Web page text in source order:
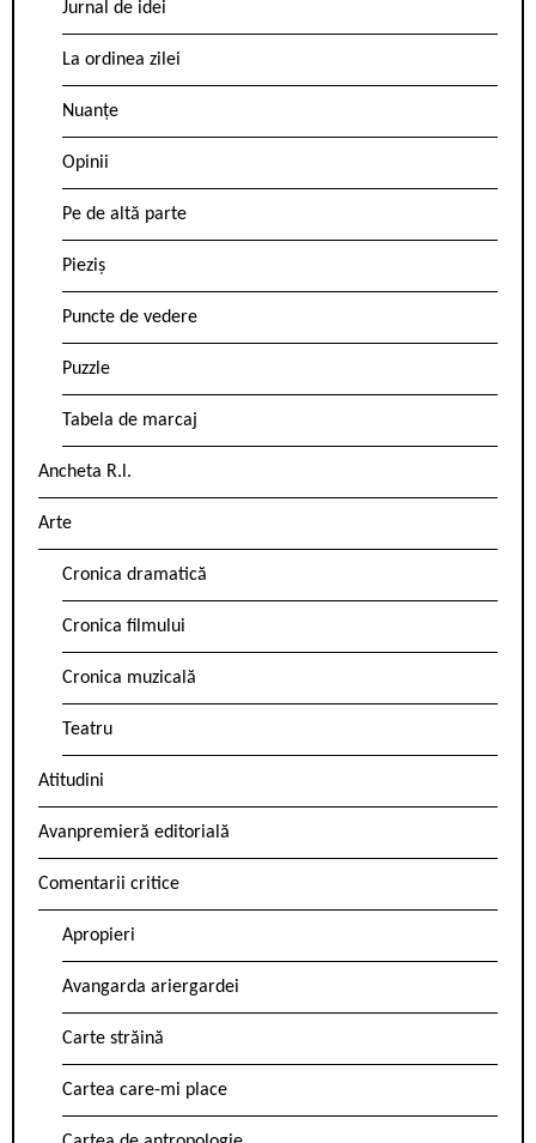
Jurnal de idei
La ordinea zilei
Nuanțe
Opinii
Pe de altă parte
Pieziș
Puncte de vedere
Puzzle
Tabela de marcaj
Ancheta R.l.
Arte
Cronica dramatică
Cronica filmului
Cronica muzicală
Teatru
Atitudini
Avanpremieră editorială
Comentarii critice
Apropieri
Avangarda ariergardei
Carte străină
Cartea care-mi place